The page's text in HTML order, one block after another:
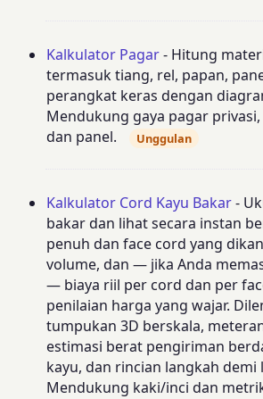
Kalkulator Pagar- Hitung
termasuk tiang, rel, papan,
perangkat keras dengan
Mendukung gaya pagar
dan panel.
Unggulan
Kalkulator Cord Kayu Bakar-
bakar dan lihat secara instan
penuh dan face cord yang
volume, dan — jika Anda
— biaya riil per cord dan per
penilaian harga yang wajar.
tumpukan 3D berskala,
estimasi berat pengiriman
kayu, dan rincian langkah demi
Mendukung kaki/inci dan